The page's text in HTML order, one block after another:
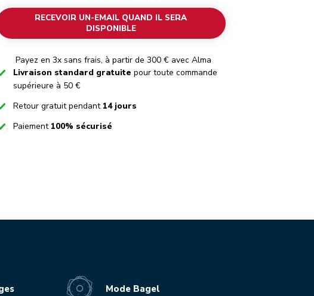
RECEVOIR UN-EMAIL QUAND IL SERA
DISPONIBLE
Payez en 3x sans frais, à partir de 300 € avec Alma
Livraison standard gratuite pour toute commande
supérieure à 50 €
Retour gratuit pendant 14 jours
Paiement 100% sécurisé
Mode Bagel